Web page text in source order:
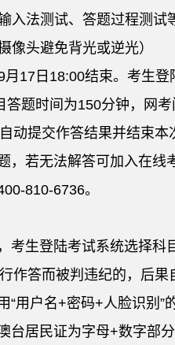
入法测试、答题过程测试
像头避免背光或逆光）
17日18:00结束。考生
题时间为150分钟，网
动提交作答结果并结束本
若无法解答可加入在
810-6736。
考生登陆考试系统选择
作答而被判违纪的，后果
用户名+密码+人脸识别
居民证为字母+数字部